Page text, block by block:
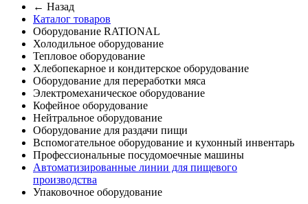
← Назад
Каталог товаров
Оборудование RATIONAL
Холодильное оборудование
Тепловое оборудование
Хлебопекарное и кондитерское оборудование
Оборудование для переработки мяса
Электромеханическое оборудование
Кофейное оборудование
Нейтральное оборудование
Оборудование для раздачи пищи
Вспомогательное оборудование и кухонный инвентарь
Профессиональные посудомоечные машины
Автоматизированные линии для пищевого
производства
Упаковочное оборудование